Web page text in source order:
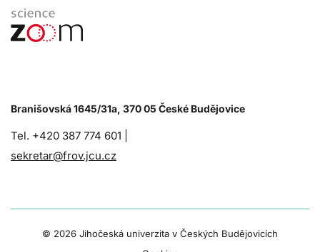
Branišovská 1645/31a, 370 05 České Budějovice
Tel. +420 387 774 601 |
sekretar@frov.jcu.cz
© 2026 Jihočeská univerzita v Českých Budějovicích